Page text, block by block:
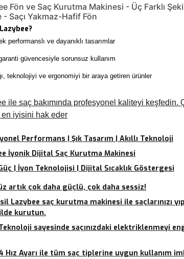
Fön ve Saç Kurutma Makinesi - Üç Farklı
- Saçı Yakmaz-Hafif Fön
performanslı ve dayanıklı tasarımlar
güvencesiyle sorunsuz kullanım
teknolojiyi ve ergonomiyi bir araya getiren ürünler
ile saç bakımında profesyonel kaliteyi keşfedin.
iyisini hak eder
Performans | Şık Tasarım | Akıllı Teknoloji
İyonik Dijital Saç Kurutma Makinesi
| İyon Teknolojisi | Dijital Sıcaklık Göstergesi
artık çok daha güçlü, çok daha sessiz!
Lazybee saç kurutma makinesi ile saçlarınızı
kurutun.
sayesinde saçınızdaki elektriklenmeyi
Hız Ayarı ile tüm saç tiplerine uygun kullanım